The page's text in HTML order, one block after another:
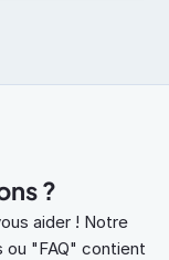
?
aider ! Notre
"FAQ" contient